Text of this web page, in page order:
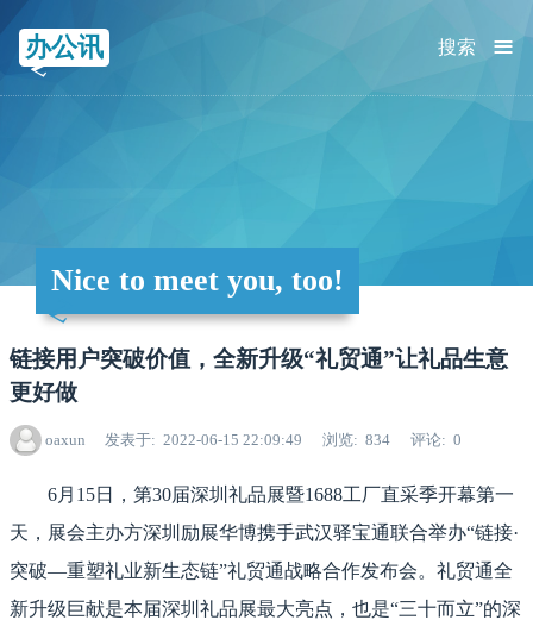
办公讯 ≡
搜索
Nice to meet you, too!
链接用户突破价值，全新升级“礼贸通”让礼品生意
更好做
oaxun 发表于 2022-06-15 22:09:49 浏览 834 评论 0
6月15日，第30届深圳礼品展暨1688工厂直采季开幕第一
天，展会主办方深圳励展华博携手武汉驿宝通联合举办“链接·
突破—重塑礼业新生态链”礼贸通战略合作发布会。礼贸通全
新升级巨献是本届深圳礼品展最大亮点，也是“三十而立”的深